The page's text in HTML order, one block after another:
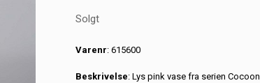
Solgt
Varenr: 615600
Beskrivelse: Lys pink vase fra serien Cocoon